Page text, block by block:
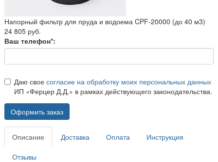
Напорный фильтр для пруда и водоема CPF-20000 (до 40 м3)
24 805 руб.
Ваш телефон*:
Даю свое согласие на обработку моих персональных данных
ИП «Ферцер Д.Д.» в рамках действующего законодательства.
Оформить заказ
Описание Доставка Оплата Инструкция
Отзывы